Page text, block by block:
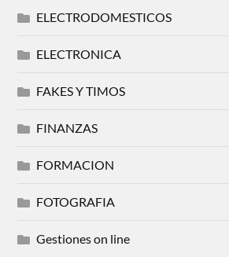
ELECTRODOMESTICOS
ELECTRONICA
FAKES Y TIMOS
FINANZAS
FORMACION
FOTOGRAFIA
Gestiones on line